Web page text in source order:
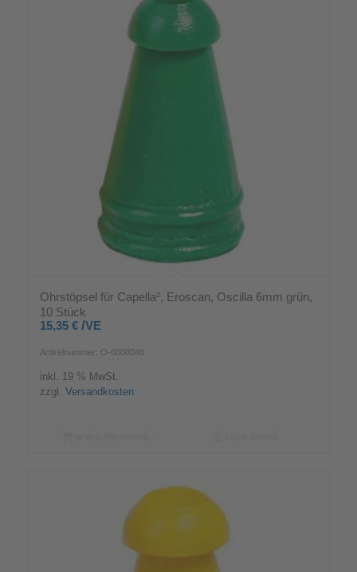
Ohrstöpsel für Capella², Eroscan, Oscilla 6mm grün,
10 Stück
15,35 € /VE
Artikelnummer: O-0008046
inkl. 19 % MwSt.
zzgl. Versandkosten